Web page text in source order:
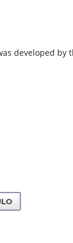
developed by